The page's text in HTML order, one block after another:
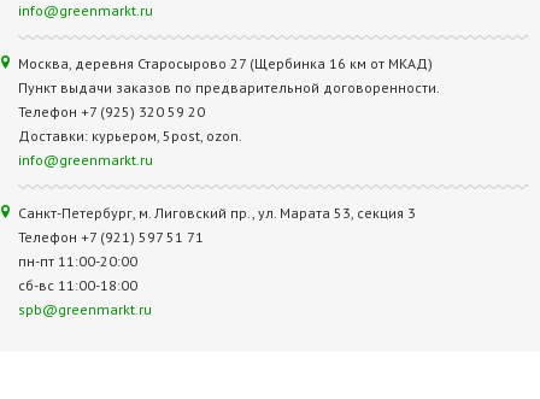
info@greenmarkt.ru
Москва, деревня Старосырово 27 (Щербинка 16 км от МКАД)
Пункт выдачи заказов по предварительной договоренности.
Телефон +7 (925) 320 59 20
Доставки: курьером, 5post, ozon.
info@greenmarkt.ru
Санкт-Петербург, м. Лиговский пр., ул. Марата 53, секция 3
Телефон +7 (921) 597 51 71
пн-пт 11:00-20:00
сб-вс 11:00-18:00
spb@greenmarkt.ru